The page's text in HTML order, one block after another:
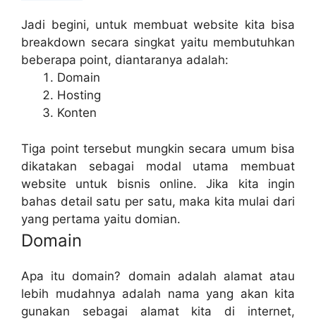
Jadi begini, untuk membuat website kita bisa
breakdown secara singkat yaitu membutuhkan
beberapa point, diantaranya adalah:
Domain
Hosting
Konten
Tiga point tersebut mungkin secara umum bisa
dikatakan sebagai modal utama membuat
website untuk bisnis online. Jika kita ingin
bahas detail satu per satu, maka kita mulai dari
yang pertama yaitu domian.
Domain
Apa itu domain? domain adalah alamat atau
lebih mudahnya adalah nama yang akan kita
gunakan sebagai alamat kita di internet,